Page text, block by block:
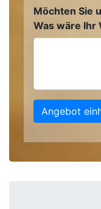
Möchten Sie
Was wäre Ihr
Angebot